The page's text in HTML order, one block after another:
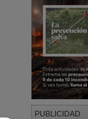
PUBLICIDAD